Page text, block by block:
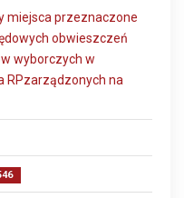
miejsca przeznaczone
obwieszczeń
wyborczych w
RPzarządzonych na